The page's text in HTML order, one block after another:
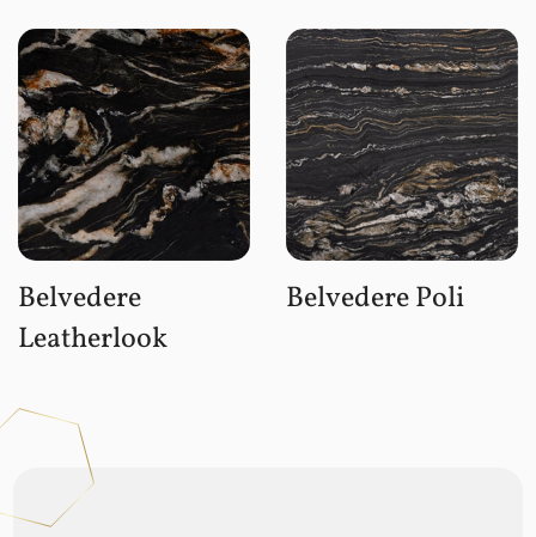
Belvedere
Leatherlook
Belvedere Poli